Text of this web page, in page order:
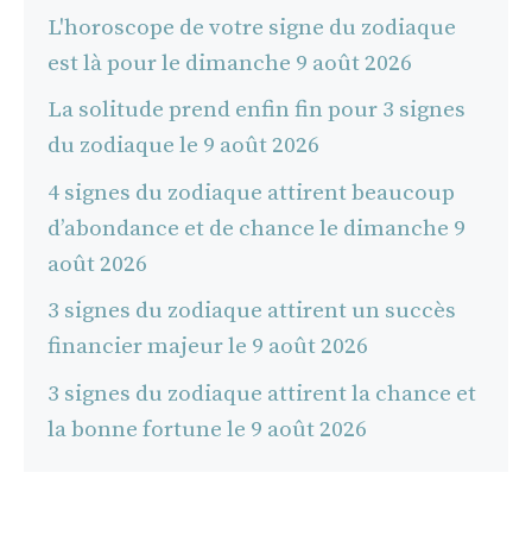
L'horoscope de votre signe du zodiaque
est là pour le dimanche 9 août 2026
La solitude prend enfin fin pour 3 signes
du zodiaque le 9 août 2026
4 signes du zodiaque attirent beaucoup
d’abondance et de chance le dimanche 9
août 2026
3 signes du zodiaque attirent un succès
financier majeur le 9 août 2026
3 signes du zodiaque attirent la chance et
la bonne fortune le 9 août 2026